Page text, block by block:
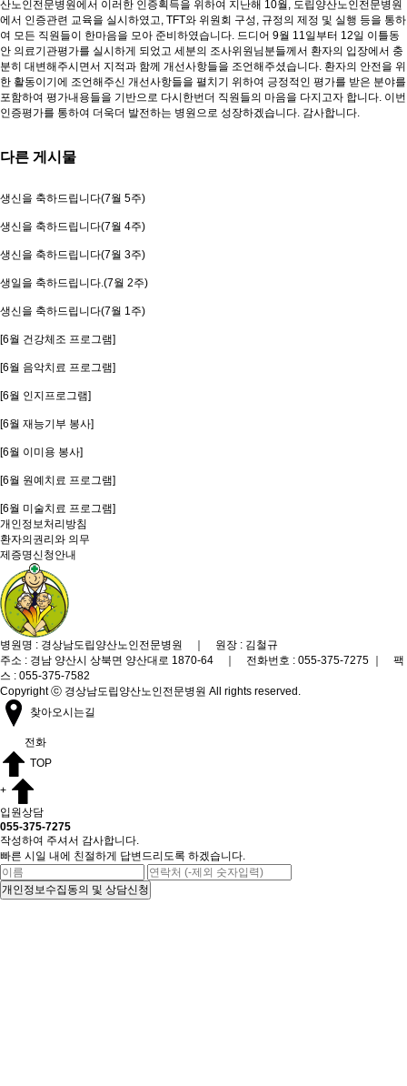
산노인전문병원에서 이러한 인증획득을 위하여 지난해 10월, 도립양산노인전문병원
에서 인증관련 교육을 실시하였고, TFT와 위원회 구성, 규정의 제정 및 실행 등을 통하
여 모든 직원들이 한마음을 모아 준비하였습니다. 드디어 9월 11일부터 12일 이틀동
안 의료기관평가를 실시하게 되었고 세분의 조사위원님분들께서 환자의 입장에서 충
분히 대변해주시면서 지적과 함께 개선사항들을 조언해주셨습니다. 환자의 안전을 위
한 활동이기에 조언해주신 개선사항들을 펼치기 위하여 긍정적인 평가를 받은 분야를
포함하여 평가내용들을 기반으로 다시한번더 직원들의 마음을 다지고자 합니다. 이번
인증평가를 통하여 더욱더 발전하는 병원으로 성장하겠습니다. 감사합니다.
다른 게시물
생신을 축하드립니다(7월 5주)
생신을 축하드립니다(7월 4주)
생신을 축하드립니다(7월 3주)
생일을 축하드립니다.(7월 2주)
생신을 축하드립니다(7월 1주)
[6월 건강체조 프로그램]
[6월 음악치료 프로그램]
[6월 인지프로그램]
[6월 재능기부 봉사]
[6월 이미용 봉사]
[6월 원예치료 프로그램]
[6월 미술치료 프로그램]
개인정보처리방침
환자의권리와 의무
제증명신청안내
병원명 : 경상남도립양산노인전문병원 ｜ 원장 : 김철규
주소 : 경남 양산시 상북면 양산대로 1870-64 ｜ 전화번호 : 055-375-7275 ｜ 팩
스 : 055-375-7582
Copyright ⓒ 경상남도립양산노인전문병원 All rights reserved.
찾아오시는길
전화
TOP
+
입원상담
055-375-7275
작성하여 주셔서 감사합니다.
빠른 시일 내에 친절하게 답변드리도록 하겠습니다.
개인정보수집동의 및 상담신청